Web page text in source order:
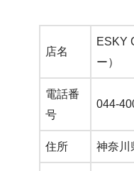
店名
ESKY
ー）
電話番
号
044-
住所 神奈川